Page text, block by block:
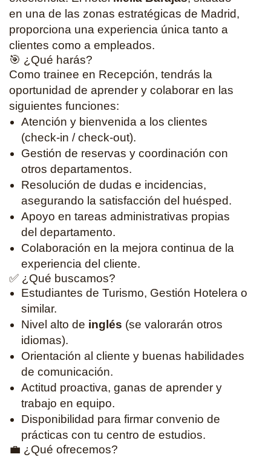
en una de las zonas estratégicas de Madrid,
proporciona una experiencia única tanto a
clientes como a empleados.
🎯 ¿Qué harás?
Como trainee en Recepción, tendrás la
oportunidad de aprender y colaborar en las
siguientes funciones:
Atención y bienvenida a los clientes
(check-in / check-out).
Gestión de reservas y coordinación con
otros departamentos.
Resolución de dudas e incidencias,
asegurando la satisfacción del huésped.
Apoyo en tareas administrativas propias
del departamento.
Colaboración en la mejora continua de la
experiencia del cliente.
✅ ¿Qué buscamos?
Estudiantes de Turismo, Gestión Hotelera o
similar.
Nivel alto de inglés (se valorarán otros
idiomas).
Orientación al cliente y buenas habilidades
de comunicación.
Actitud proactiva, ganas de aprender y
trabajo en equipo.
Disponibilidad para firmar convenio de
prácticas con tu centro de estudios.
💼 ¿Qué ofrecemos?